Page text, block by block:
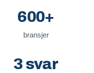
600+
bransjer
3 svar